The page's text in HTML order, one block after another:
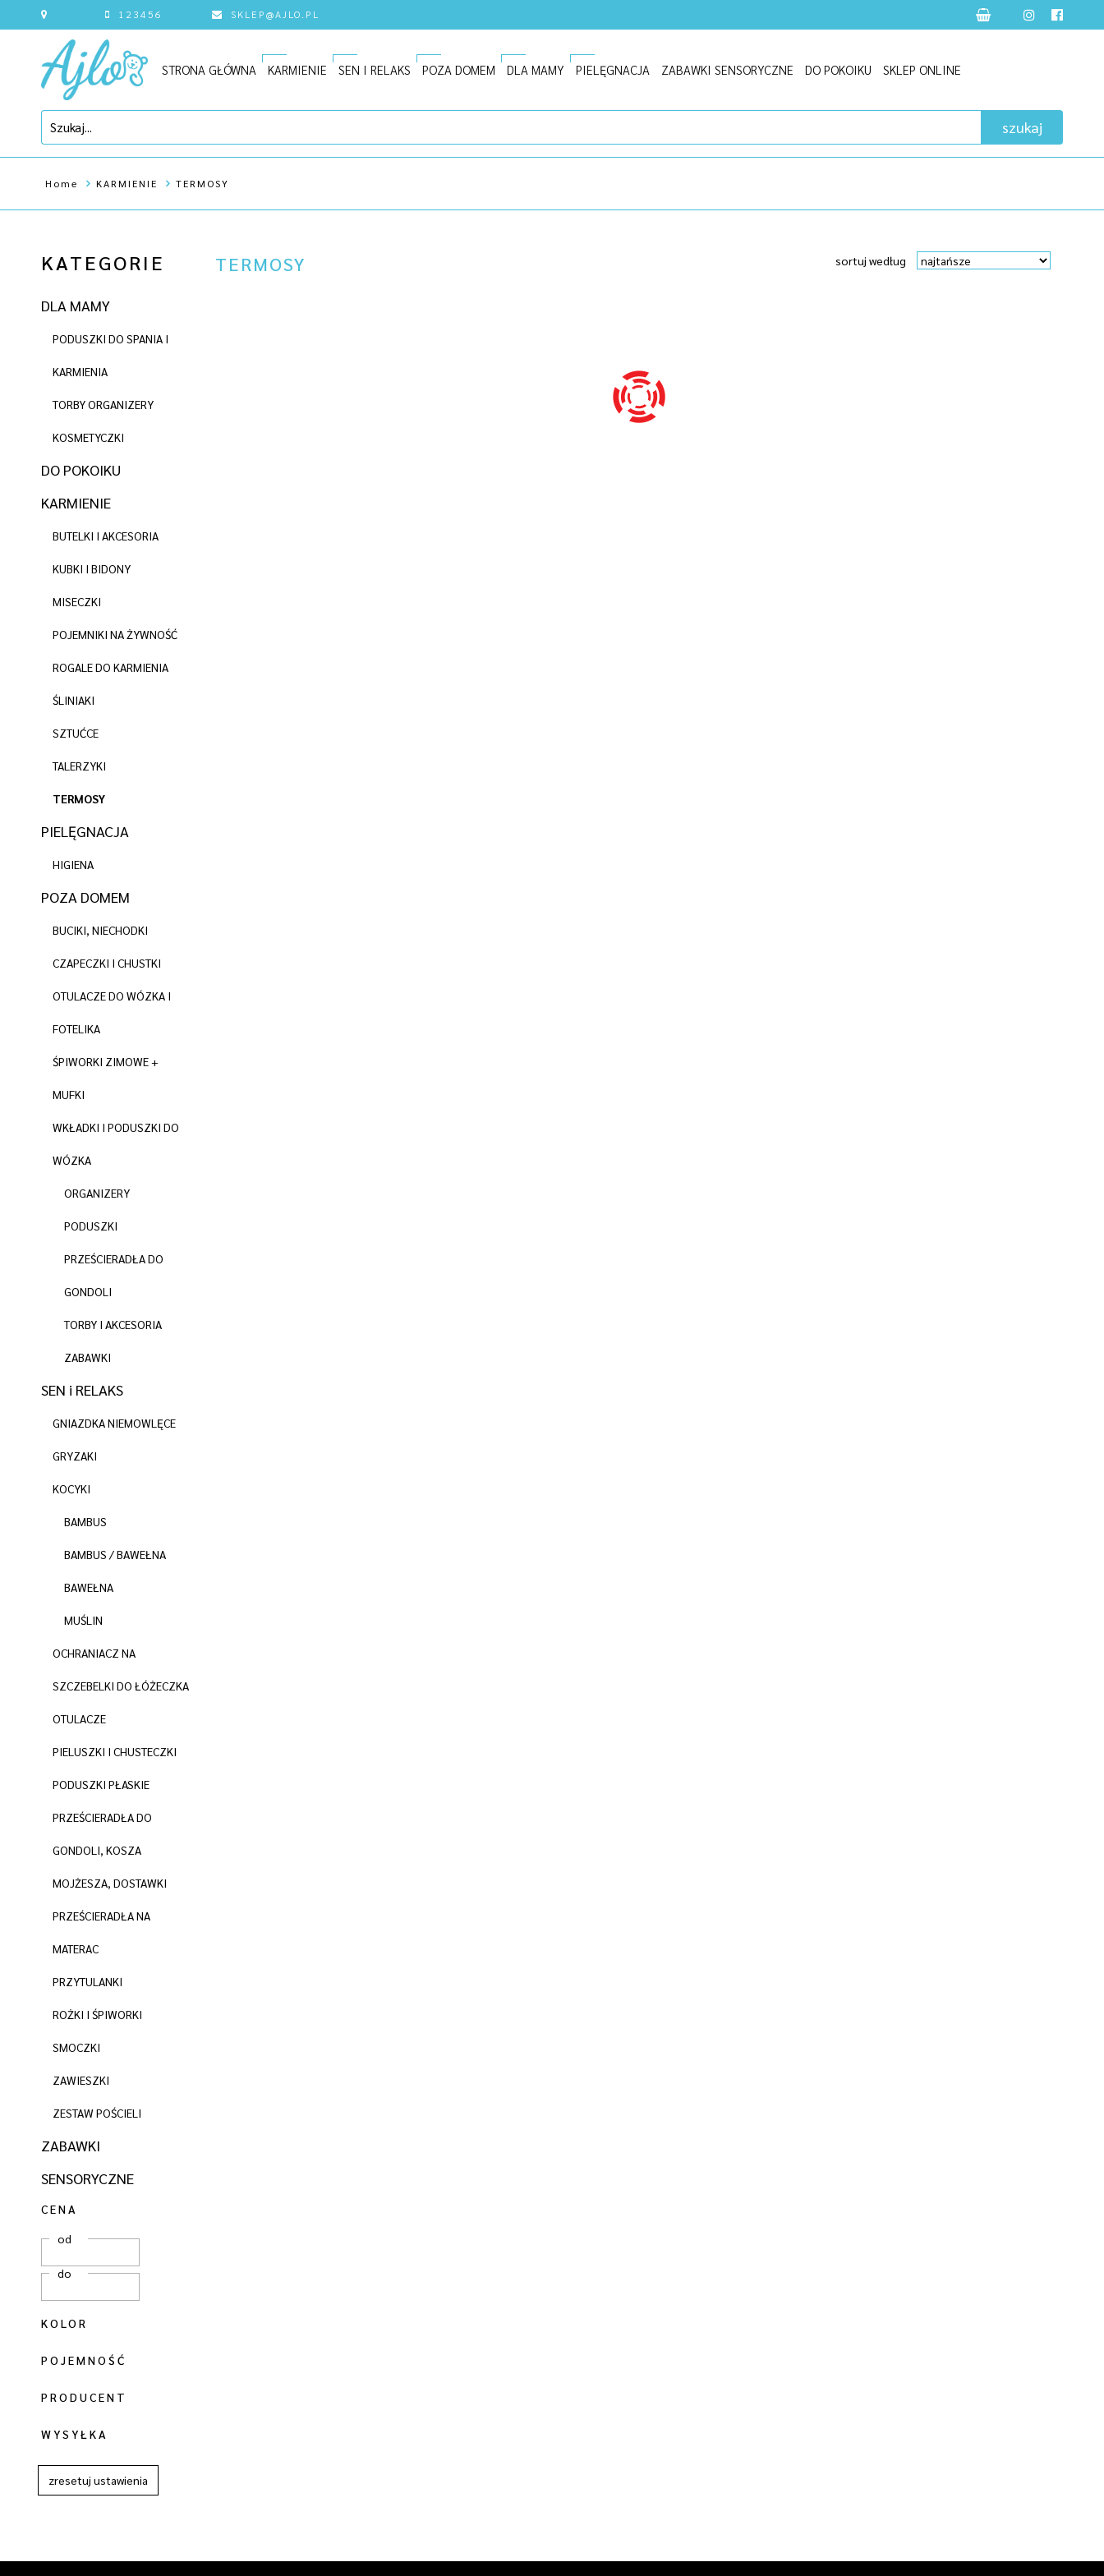
123456 SKLEP@AJLO.PL
STRONA GŁÓWNA KARMIENIE SEN I RELAKS POZA DOMEM DLA MAMY PIELĘGNACJA ZABAWKI SENSORYCZNE DO POKOIKU SKLEP ONLINE
szukaj
Home KARMIENIE TERMOSY
KATEGORIE
DLA MAMY
PODUSZKI DO SPANIA I
KARMIENIA
TORBY ORGANIZERY
KOSMETYCZKI
DO POKOIKU
KARMIENIE
BUTELKI I AKCESORIA
KUBKI I BIDONY
MISECZKI
POJEMNIKI NA ŻYWNOŚĆ
ROGALE DO KARMIENIA
ŚLINIAKI
SZTUĆCE
TALERZYKI
TERMOSY
PIELĘGNACJA
HIGIENA
POZA DOMEM
BUCIKI, NIECHODKI
CZAPECZKI I CHUSTKI
OTULACZE DO WÓZKA I
FOTELIKA
ŚPIWORKI ZIMOWE +
MUFKI
WKŁADKI I PODUSZKI DO
WÓZKA
ORGANIZERY
PODUSZKI
PRZEŚCIERADŁA DO
GONDOLI
TORBY I AKCESORIA
ZABAWKI
SEN i RELAKS
GNIAZDKA NIEMOWLĘCE
GRYZAKI
KOCYKI
BAMBUS
BAMBUS / BAWEŁNA
BAWEŁNA
MUŚLIN
OCHRANIACZ NA
SZCZEBELKI DO ŁÓŻECZKA
OTULACZE
PIELUSZKI I CHUSTECZKI
PODUSZKI PŁASKIE
PRZEŚCIERADŁA DO
GONDOLI, KOSZA
MOJŻESZA, DOSTAWKI
PRZEŚCIERADŁA NA
MATERAC
PRZYTULANKI
ROŻKI I ŚPIWORKI
SMOCZKI
ZAWIESZKI
ZESTAW POŚCIELI
ZABAWKI
SENSORYCZNE
CENA
od
do
KOLOR
POJEMNOŚĆ
PRODUCENT
WYSYŁKA
zresetuj ustawienia
TERMOSY sortuj według